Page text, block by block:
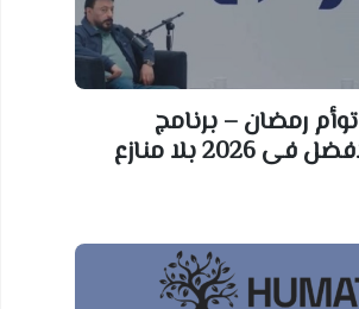
رمضان – برنامج
بلا منازع